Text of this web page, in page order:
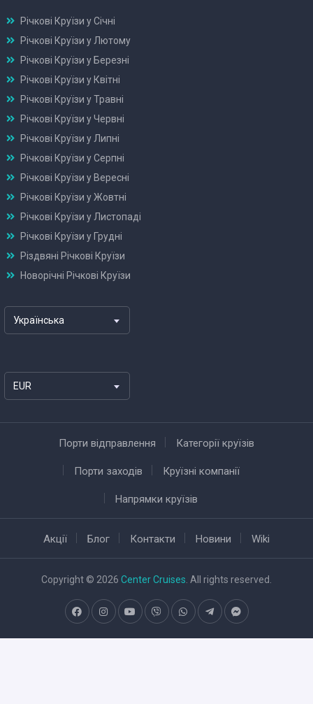
Річкові Круїзи у Січні
Річкові Круїзи у Лютому
Річкові Круїзи у Березні
Річкові Круїзи у Квітні
Річкові Круїзи у Травні
Річкові Круїзи у Червні
Річкові Круїзи у Липні
Річкові Круїзи у Серпні
Річкові Круїзи у Вересні
Річкові Круїзи у Жовтні
Річкові Круїзи у Листопаді
Річкові Круїзи у Грудні
Різдвяні Річкові Круїзи
Новорічні Річкові Круїзи
Українська
EUR
Порти відправлення Категорії круїзів
Порти заходів Круїзні компанії
Напрямки круїзів
Акції Блог Контакти Новини Wiki
Copyright © 2026 Center Cruises . All rights reserved.